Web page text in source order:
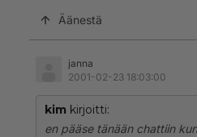
Äänestä
janna
2001-02-23 18:03:00
kim kirjoitti:
en pääse tänään chattiin